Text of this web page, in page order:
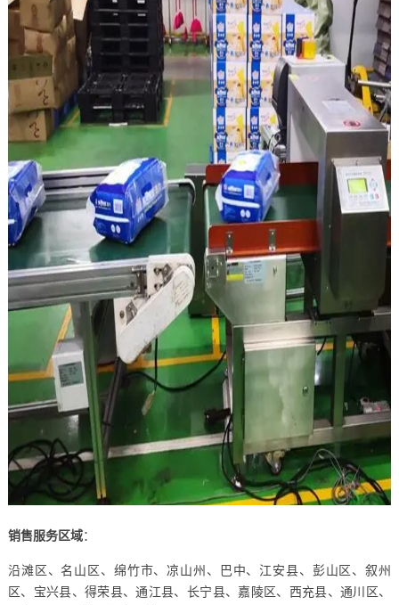
销售服务区域：
沿滩区、名山区、绵竹市、凉山州、巴中、江安县、彭山区、叙州
区、宝兴县、得荣县、通江县、长宁县、嘉陵区、西充县、通川区、